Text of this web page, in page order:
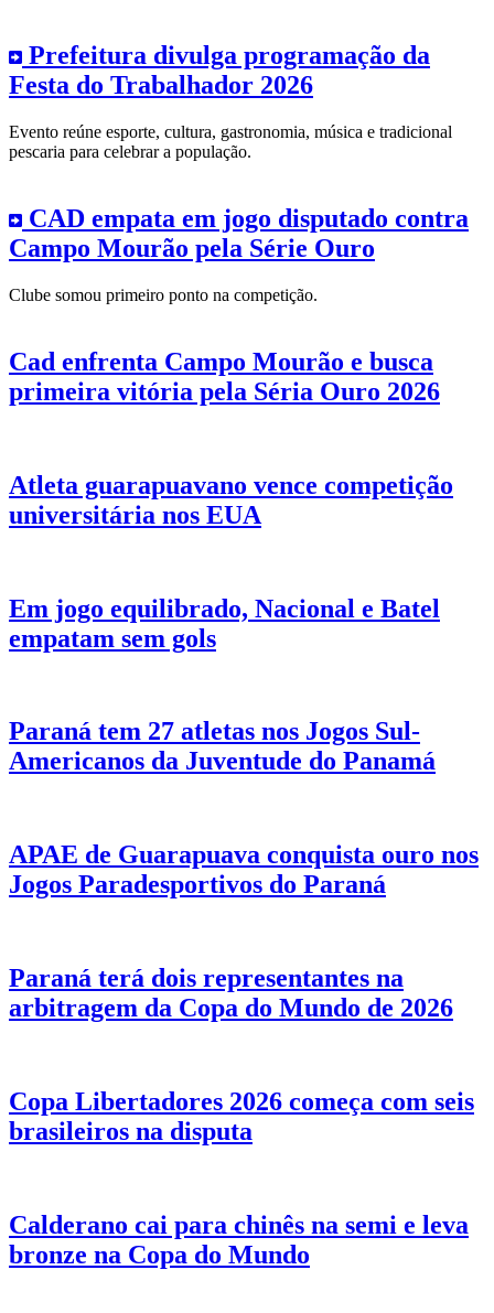
Prefeitura divulga programação da
Festa do Trabalhador 2026
Evento reúne esporte, cultura, gastronomia, música e tradicional
pescaria para celebrar a população.
CAD empata em jogo disputado contra
Campo Mourão pela Série Ouro
Clube somou primeiro ponto na competição.
Cad enfrenta Campo Mourão e busca
primeira vitória pela Séria Ouro 2026
Atleta guarapuavano vence competição
universitária nos EUA
Em jogo equilibrado, Nacional e Batel
empatam sem gols
Paraná tem 27 atletas nos Jogos Sul-
Americanos da Juventude do Panamá
APAE de Guarapuava conquista ouro nos
Jogos Paradesportivos do Paraná
Paraná terá dois representantes na
arbitragem da Copa do Mundo de 2026
Copa Libertadores 2026 começa com seis
brasileiros na disputa
Calderano cai para chinês na semi e leva
bronze na Copa do Mundo